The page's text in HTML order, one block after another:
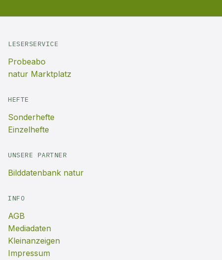
LESERSERVICE
Probeabo
natur Marktplatz
HEFTE
Sonderhefte
Einzelhefte
UNSERE PARTNER
Bilddatenbank natur
INFO
AGB
Mediadaten
Kleinanzeigen
Impressum